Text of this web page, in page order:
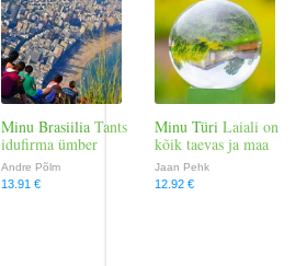
Minu Brasiilia Tants
idufirma ümber
Andre Põlm
13.91 €
Minu Türi Laiali on
kõik taevas ja maa
Jaan Pehk
12.92 €